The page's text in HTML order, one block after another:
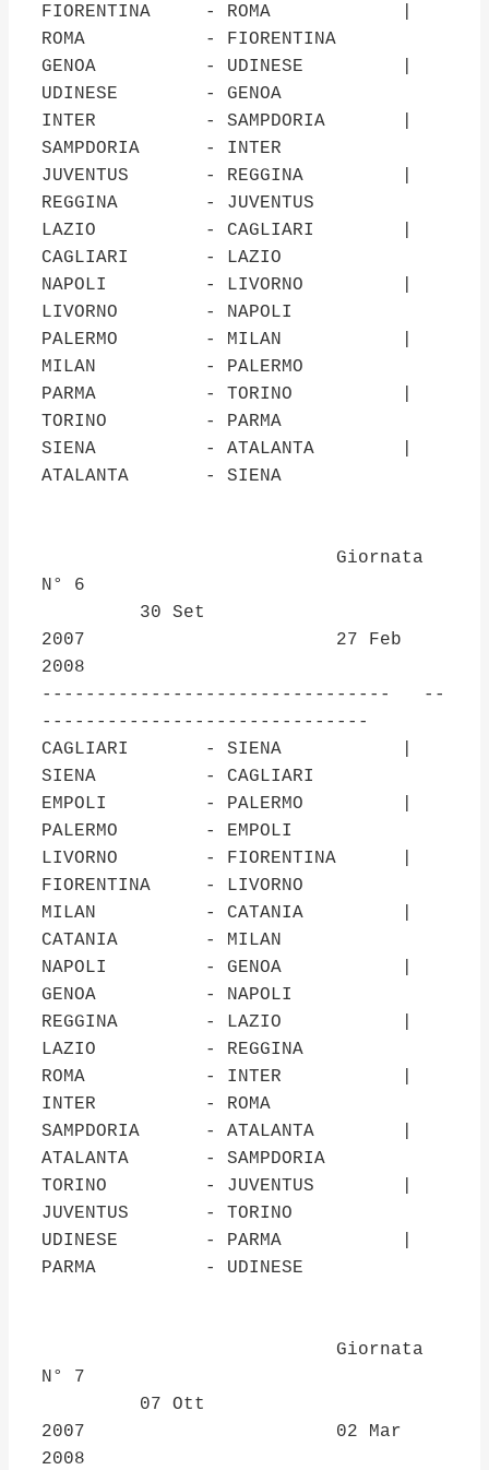
FIORENTINA - ROMA |
ROMA - FIORENTINA
GENOA - UDINESE |
UDINESE - GENOA
INTER - SAMPDORIA |
SAMPDORIA - INTER
JUVENTUS - REGGINA |
REGGINA - JUVENTUS
LAZIO - CAGLIARI |
CAGLIARI - LAZIO
NAPOLI - LIVORNO |
LIVORNO - NAPOLI
PALERMO - MILAN |
MILAN - PALERMO
PARMA - TORINO |
TORINO - PARMA
SIENA - ATALANTA |
ATALANTA - SIENA
Giornata
N° 6
30 Set
2007 27 Feb
2008
-------------------------------- --
------------------------------
CAGLIARI - SIENA |
SIENA - CAGLIARI
EMPOLI - PALERMO |
PALERMO - EMPOLI
LIVORNO - FIORENTINA |
FIORENTINA - LIVORNO
MILAN - CATANIA |
CATANIA - MILAN
NAPOLI - GENOA |
GENOA - NAPOLI
REGGINA - LAZIO |
LAZIO - REGGINA
ROMA - INTER |
INTER - ROMA
SAMPDORIA - ATALANTA |
ATALANTA - SAMPDORIA
TORINO - JUVENTUS |
JUVENTUS - TORINO
UDINESE - PARMA |
PARMA - UDINESE
Giornata
N° 7
07 Ott
2007 02 Mar
2008